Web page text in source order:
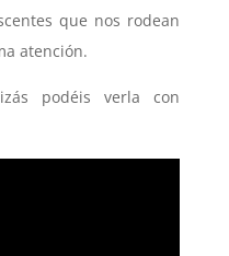
que nos rodean
atención.
podéis verla con